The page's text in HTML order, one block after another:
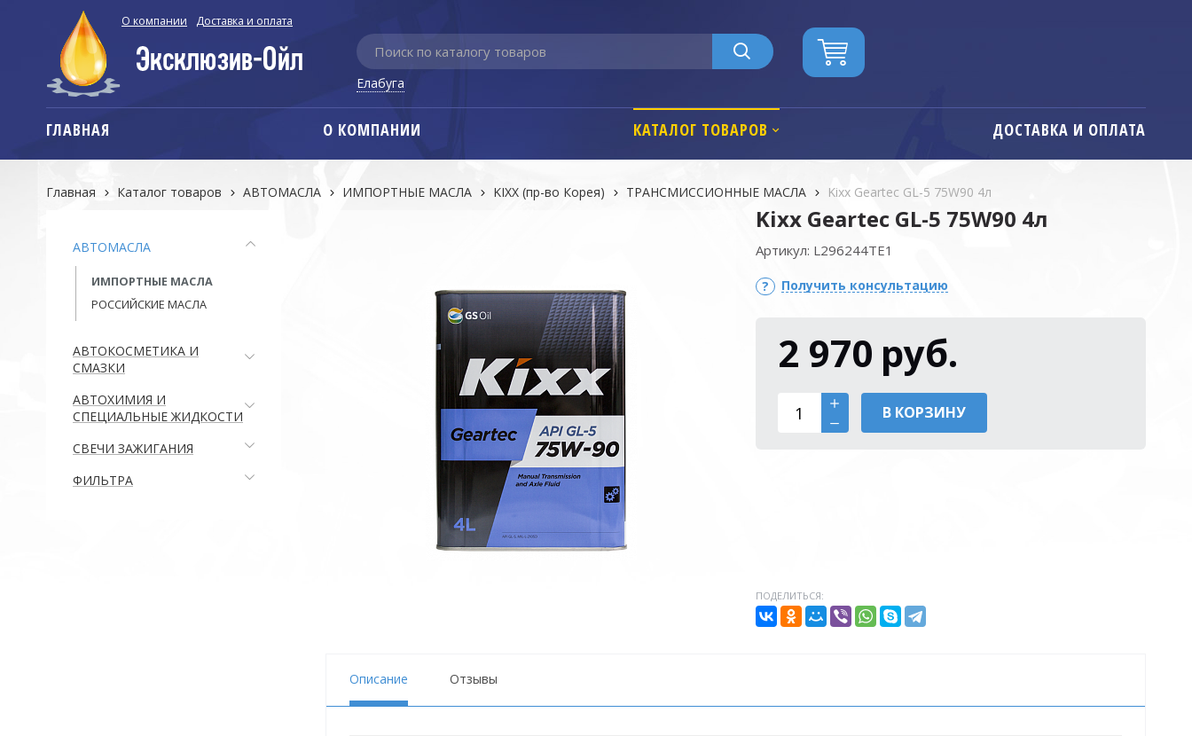
О компании Доставка и оплата
Елабуга
ГЛАВНАЯ О КОМПАНИИ КАТАЛОГ ТОВАРОВ ДОСТАВКА И ОПЛАТА
Главная Каталог товаров АВТОМАСЛА ИМПОРТНЫЕ МАСЛА KIXX (пр-во Корея) ТРАНСМИССИОННЫЕ МАСЛА Kixx Geartec GL-5 75W90 4л
АВТОМАСЛА
ИМПОРТНЫЕ МАСЛА
РОССИЙСКИЕ МАСЛА
АВТОКОСМЕТИКА И
СМАЗКИ
АВТОХИМИЯ И
СПЕЦИАЛЬНЫЕ ЖИДКОСТИ
СВЕЧИ ЗАЖИГАНИЯ
ФИЛЬТРА
Kixx Geartec GL-5 75W90 4л
Артикул: L296244TE1
Получить консультацию
2 970 руб.
В КОРЗИНУ
ПОДЕЛИТЬСЯ:
Описание Отзывы